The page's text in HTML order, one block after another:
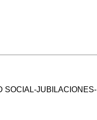
SOCIAL-JUBILACIONES-